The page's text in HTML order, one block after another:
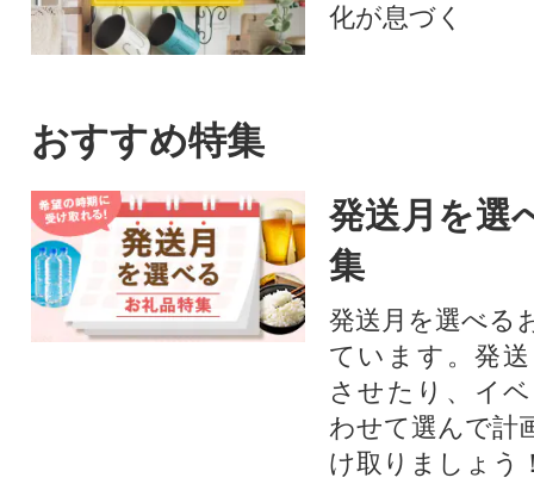
化が息づく
おすすめ特集
発送月を選
集
発送月を選べる
ています。発
させたり、イ
わせて選んで計
け取りましょう